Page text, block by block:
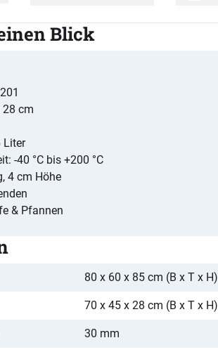
Blick
28 cm
Liter
-40 °C bis +200 °C
4 cm Höhe
& Pfannen
80 x 60 x 85 cm (B x T x H)
70 x 45 x 28 cm (B x T x H)
30 mm